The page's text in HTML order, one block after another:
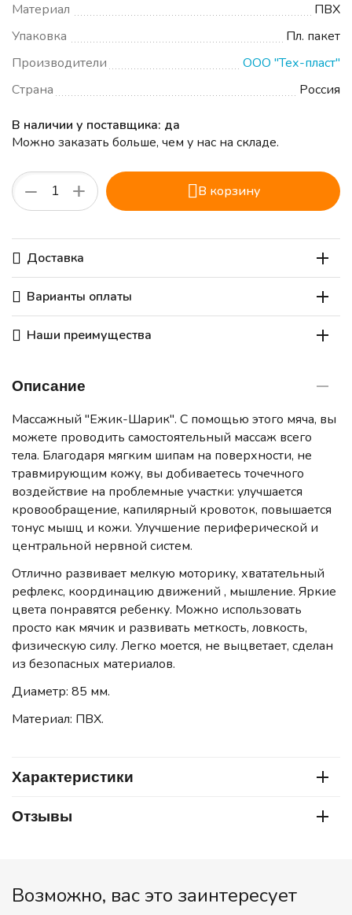
Материал
ПВХ
Упаковка
Пл. пакет
Производители
ООО "Тех-пласт"
Страна
Россия
В наличии у поставщика: да
Можно заказать больше, чем у нас на складе.
+
− В корзину
Доставка
Варианты оплаты
Наши преимущества
Описание
Массажный "Ежик-Шарик". С помощью этого мяча, вы
можете проводить самостоятельный массаж всего
тела. Благодаря мягким шипам на поверхности, не
травмирующим кожу, вы добиваетесь точечного
воздействие на проблемные участки: улучшается
кровообращение, капилярный кровоток, повышается
тонус мышц и кожи. Улучшение периферической и
центральной нервной систем.
Отлично развивает мелкую моторику, хватательный
рефлекс, координацию движений , мышление. Яркие
цвета понравятся ребенку. Можно использовать
просто как мячик и развивать меткость, ловкость,
физическую силу. Легко моется, не выцветает, сделан
из безопасных материалов.
Диаметр: 85 мм.
Материал: ПВХ.
Характеристики
Отзывы
Возможно, вас это заинтересует